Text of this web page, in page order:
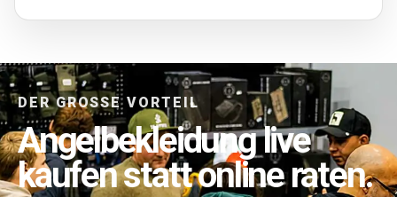
DER GROSSE VORTEIL
Angelbekleidung live
kaufen statt online raten.